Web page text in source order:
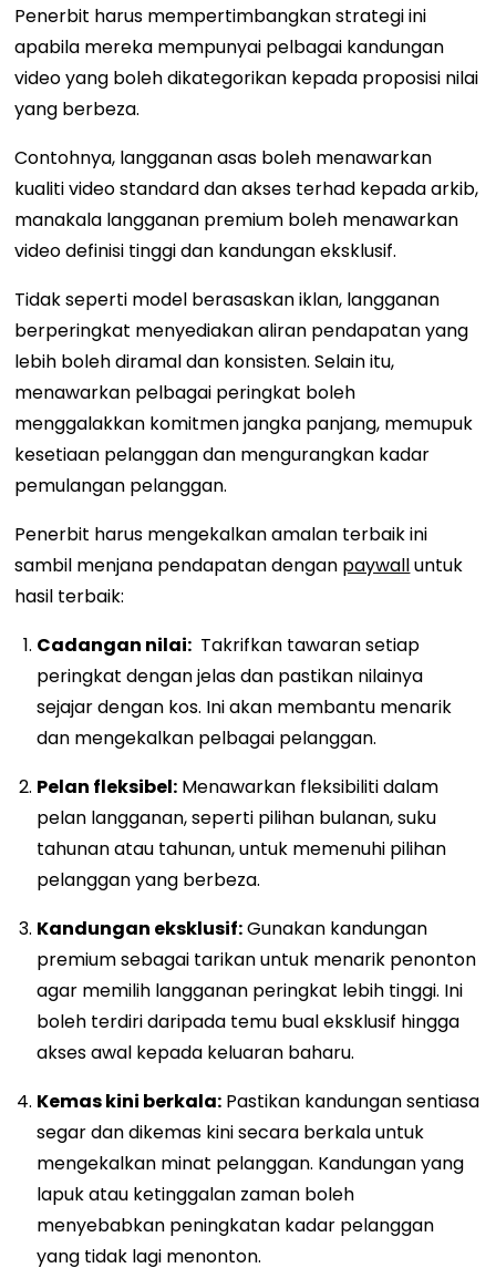
Penerbit harus mempertimbangkan strategi ini
apabila mereka mempunyai pelbagai kandungan
video yang boleh dikategorikan kepada proposisi nilai
yang berbeza.
Contohnya, langganan asas boleh menawarkan
kualiti video standard dan akses terhad kepada arkib,
manakala langganan premium boleh menawarkan
video definisi tinggi dan kandungan eksklusif.
Tidak seperti model berasaskan iklan, langganan
berperingkat menyediakan aliran pendapatan yang
lebih boleh diramal dan konsisten. Selain itu,
menawarkan pelbagai peringkat boleh
menggalakkan komitmen jangka panjang, memupuk
kesetiaan pelanggan dan mengurangkan kadar
pemulangan pelanggan.
Penerbit harus mengekalkan amalan terbaik ini
sambil menjana pendapatan dengan paywalluntuk
hasil terbaik:
Cadangan nilai: Takrifkan tawaran setiap
peringkat dengan jelas dan pastikan nilainya
sejajar dengan kos. Ini akan membantu menarik
dan mengekalkan pelbagai pelanggan.
Pelan fleksibel: Menawarkan fleksibiliti dalam
pelan langganan, seperti pilihan bulanan, suku
tahunan atau tahunan, untuk memenuhi pilihan
pelanggan yang berbeza.
Kandungan eksklusif:Gunakan kandungan
premium sebagai tarikan untuk menarik penonton
agar memilih langganan peringkat lebih tinggi. Ini
boleh terdiri daripada temu bual eksklusif hingga
akses awal kepada keluaran baharu.
Kemas kini berkala: Pastikan kandungan sentiasa
segar dan dikemas kini secara berkala untuk
mengekalkan minat pelanggan. Kandungan yang
lapuk atau ketinggalan zaman boleh
menyebabkan peningkatan kadar pelanggan
yang tidak lagi menonton.